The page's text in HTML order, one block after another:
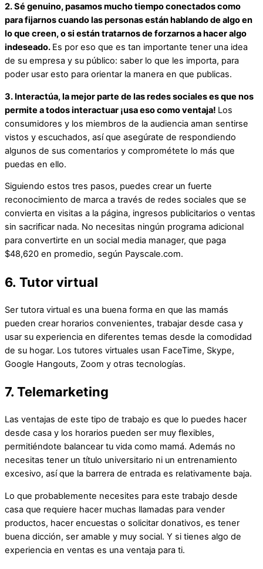
2. Sé genuino, pasamos mucho tiempo conectados como
para fijarnos cuando las personas están hablando de algo en
lo que creen, o si están tratarnos de forzarnos a hacer algo
indeseado. Es por eso que es tan importante tener una idea
de su empresa y su público: saber lo que les importa, para
poder usar esto para orientar la manera en que publicas.
3. Interactúa, la mejor parte de las redes sociales es que nos
permite a todos interactuar ¡usa eso como ventaja! Los
consumidores y los miembros de la audiencia aman sentirse
vistos y escuchados, así que asegúrate de respondiendo
algunos de sus comentarios y comprométete lo más que
puedas en ello.
Siguiendo estos tres pasos, puedes crear un fuerte
reconocimiento de marca a través de redes sociales que se
convierta en visitas a la página, ingresos publicitarios o ventas
sin sacrificar nada. No necesitas ningún programa adicional
para convertirte en un social media manager, que paga
$48,620 en promedio, según Payscale.com.
6. Tutor virtual
Ser tutora virtual es una buena forma en que las mamás
pueden crear horarios convenientes, trabajar desde casa y
usar su experiencia en diferentes temas desde la comodidad
de su hogar. Los tutores virtuales usan FaceTime, Skype,
Google Hangouts, Zoom y otras tecnologías.
7. Telemarketing
Las ventajas de este tipo de trabajo es que lo puedes hacer
desde casa y los horarios pueden ser muy flexibles,
permitiéndote balancear tu vida como mamá. Además no
necesitas tener un título universitario ni un entrenamiento
excesivo, así que la barrera de entrada es relativamente baja.
Lo que probablemente necesites para este trabajo desde
casa que requiere hacer muchas llamadas para vender
productos, hacer encuestas o solicitar donativos, es tener
buena dicción, ser amable y muy social. Y si tienes algo de
experiencia en ventas es una ventaja para ti.